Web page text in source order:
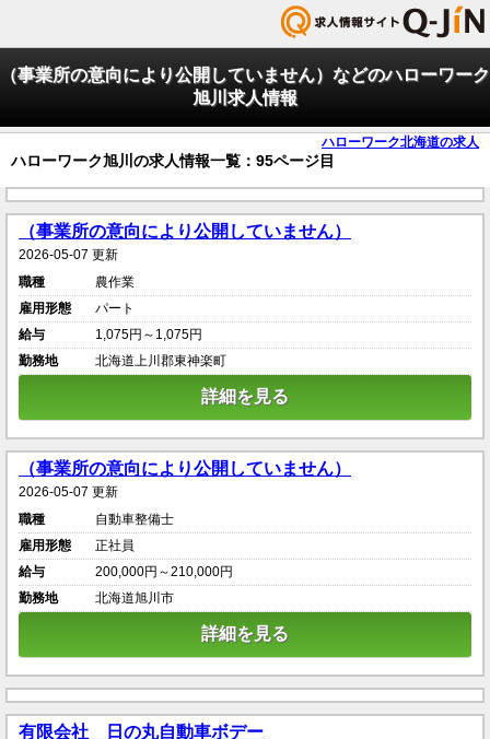
（事業所の意向により公開していません）などのハローワーク
旭川求人情報
ハローワーク北海道の求人
ハローワーク旭川の求人情報一覧：95ページ目
（事業所の意向により公開していません）
2026-05-07 更新
職種
農作業
雇用形態
パート
給与
1,075円～1,075円
勤務地
北海道上川郡東神楽町
詳細を見る
（事業所の意向により公開していません）
2026-05-07 更新
職種
自動車整備士
雇用形態
正社員
給与
200,000円～210,000円
勤務地
北海道旭川市
詳細を見る
有限会社 日の丸自動車ボデー